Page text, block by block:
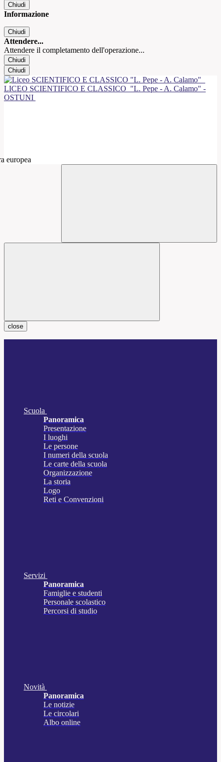
Chiudi
Informazione
Chiudi
Attendere...
Attendere il completamento dell'operazione...
Chiudi
Chiudi
LICEO SCIENTIFICO E CLASSICO "L. Pepe - A. Calamo" -
OSTUNI
close
Scuola
Panoramica
Presentazione
I luoghi
Le persone
I numeri della scuola
Le carte della scuola
Organizzazione
La storia
Logo
Reti e Convenzioni
Servizi
Panoramica
Famiglie e studenti
Personale scolastico
Percorsi di studio
Novità
Panoramica
Le notizie
Le circolari
Albo online